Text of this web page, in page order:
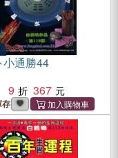
小通勝44
9
367
存